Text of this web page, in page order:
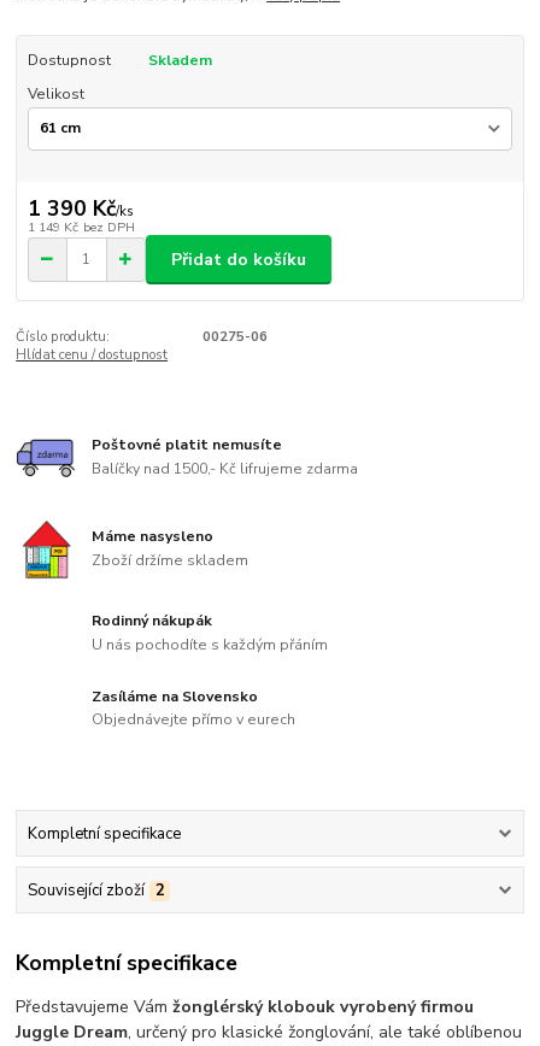
Dostupnost
Skladem
Velikost
1 390 Kč/ks
1 149 Kč bez DPH
Přidat do košíku
Číslo produktu:
00275-06
Hlídat cenu / dostupnost
Poštovné platit nemusíte
Balíčky nad 1500,- Kč lifrujeme zdarma
Máme nasysleno
Zboží držíme skladem
Rodinný nákupák
U nás pochodíte s každým přáním
Zasíláme na Slovensko
Objednávejte přímo v eurech
Kompletní specifikace
Související zboží 2
Kompletní specifikace
Představujeme Vámžonglérský klobouk vyrobený firmou
Juggle Dream, určený pro klasické žonglování, ale také oblíbenou